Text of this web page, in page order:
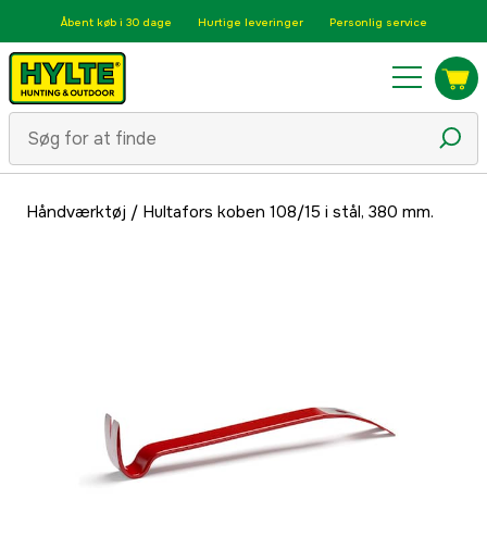
Åbent køb i 30 dage Hurtige leveringer Personlig service
Håndværktøj / Hultafors koben 108/15 i stål, 380 mm.